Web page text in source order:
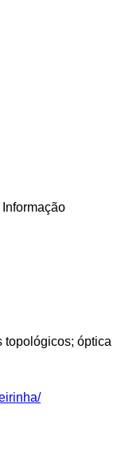
topológicos; óptica